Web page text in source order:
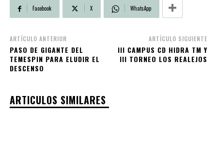
Facebook X WhatsApp
ARTÍCULO ANTERIOR
PASO DE GIGANTE DEL
TEMESPIN PARA ELUDIR EL
DESCENSO
ARTÍCULO SIGUIENTE
III CAMPUS CD HIDRA TM Y
III TORNEO LOS REALEJOS
ARTICULOS SIMILARES